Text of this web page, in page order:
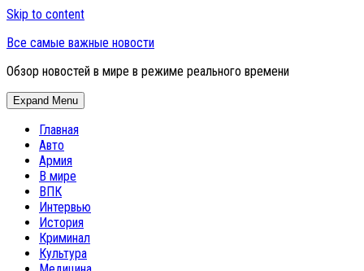
Skip to content
Все самые важные новости
Обзор новостей в мире в режиме реального времени
Expand Menu
Главная
Авто
Армия
В мире
ВПК
Интервью
История
Криминал
Культура